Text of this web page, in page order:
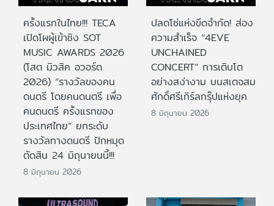
ครั้งแรกในไทย!!! TECA
เปิดโผผู้เข้าชิง SOT
MUSIC AWARDS 2026
(โสต มิวสิค อวอร์ด
2026) “รางวัลของคน
ดนตรี โดยคนดนตรี เพื่อ
คนดนตรี ครั้งแรกของ
ประเทศไทย” ยกระดับ
รางวัลทางดนตรี ปักหมุด
ตัดสิน 24 มิถุนายนนี้!!!
8 มิถุนายน 2026
ปลดโซ่แห่งขีดจำกัด! ส่อง
ความสำเร็จ “4EVE
UNCHAINED
CONCERT” การเติบโต
อย่างสง่างาม บนสเตจสม
ศักดิ์ศรีเกิร์ลกรุ๊ปแห่งยุค
8 มิถุนายน 2026